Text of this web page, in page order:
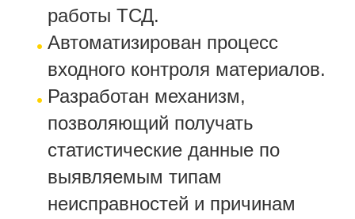
работы ТСД.
Автоматизирован процесс
входного контроля материалов.
Разработан механизм,
позволяющий получать
статистические данные по
выявляемым типам
неисправностей и причинам